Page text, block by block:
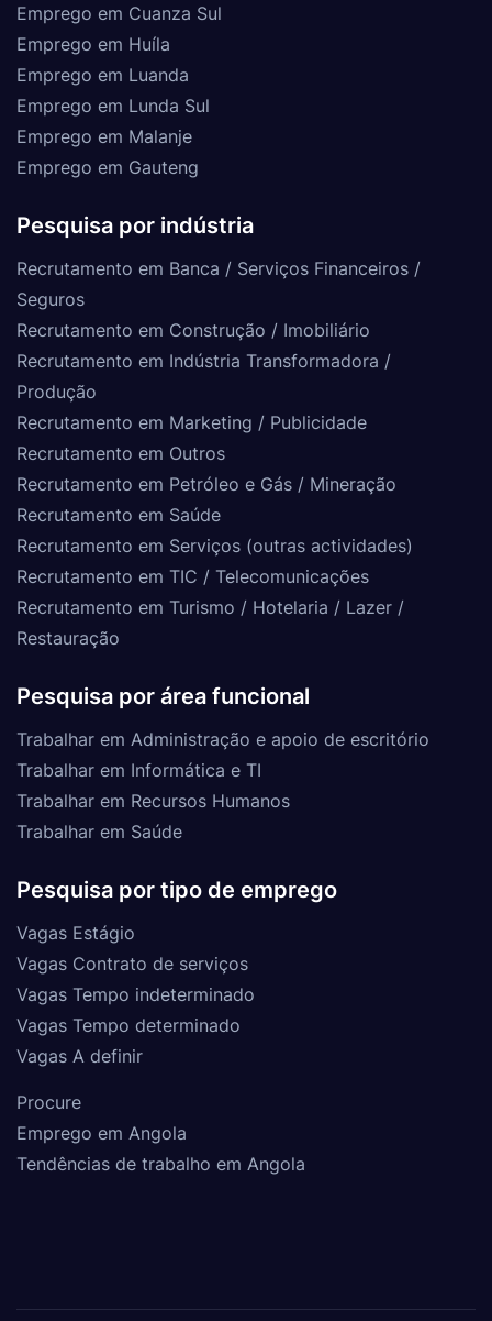
Emprego em Cuanza Sul
Emprego em Huíla
Emprego em Luanda
Emprego em Lunda Sul
Emprego em Malanje
Emprego em Gauteng
Pesquisa por indústria
Recrutamento em Banca / Serviços Financeiros /
Seguros
Recrutamento em Construção / Imobiliário
Recrutamento em Indústria Transformadora /
Produção
Recrutamento em Marketing / Publicidade
Recrutamento em Outros
Recrutamento em Petróleo e Gás / Mineração
Recrutamento em Saúde
Recrutamento em Serviços (outras actividades)
Recrutamento em TIC / Telecomunicações
Recrutamento em Turismo / Hotelaria / Lazer /
Restauração
Pesquisa por área funcional
Trabalhar em Administração e apoio de escritório
Trabalhar em Informática e TI
Trabalhar em Recursos Humanos
Trabalhar em Saúde
Pesquisa por tipo de emprego
Vagas Estágio
Vagas Contrato de serviços
Vagas Tempo indeterminado
Vagas Tempo determinado
Vagas A definir
Procure
Emprego em Angola
Tendências de trabalho em Angola